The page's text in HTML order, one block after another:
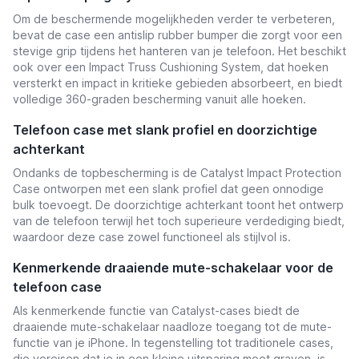
Om de beschermende mogelijkheden verder te verbeteren,
bevat de case een antislip rubber bumper die zorgt voor een
stevige grip tijdens het hanteren van je telefoon. Het beschikt
ook over een Impact Truss Cushioning System, dat hoeken
versterkt en impact in kritieke gebieden absorbeert, en biedt
volledige 360-graden bescherming vanuit alle hoeken.
Telefoon case met slank profiel en doorzichtige
achterkant
Ondanks de topbescherming is de Catalyst Impact Protection
Case ontworpen met een slank profiel dat geen onnodige
bulk toevoegt. De doorzichtige achterkant toont het ontwerp
van de telefoon terwijl het toch superieure verdediging biedt,
waardoor deze case zowel functioneel als stijlvol is.
Kenmerkende draaiende mute-schakelaar voor de
telefoon case
Als kenmerkende functie van Catalyst-cases biedt de
draaiende mute-schakelaar naadloze toegang tot de mute-
functie van je iPhone. In tegenstelling tot traditionele cases,